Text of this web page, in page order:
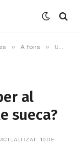
» A fons » Una sèrie en català per al ’prime time’ de la tele sueca?
al
sueca?
ACTUALITZAT: 10 DE